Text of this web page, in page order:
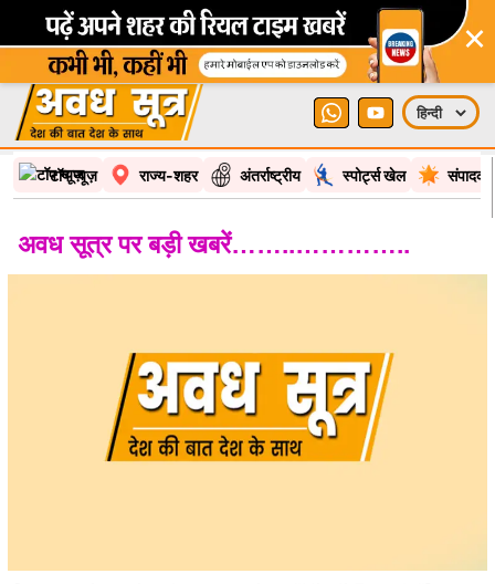
×
टॉप न्यूज़ राज्य-शहर अंतर्राष्ट्रीय स्पोर्ट्स खेल
अवध सूत्र पर बड़ी खबरें……..…………..